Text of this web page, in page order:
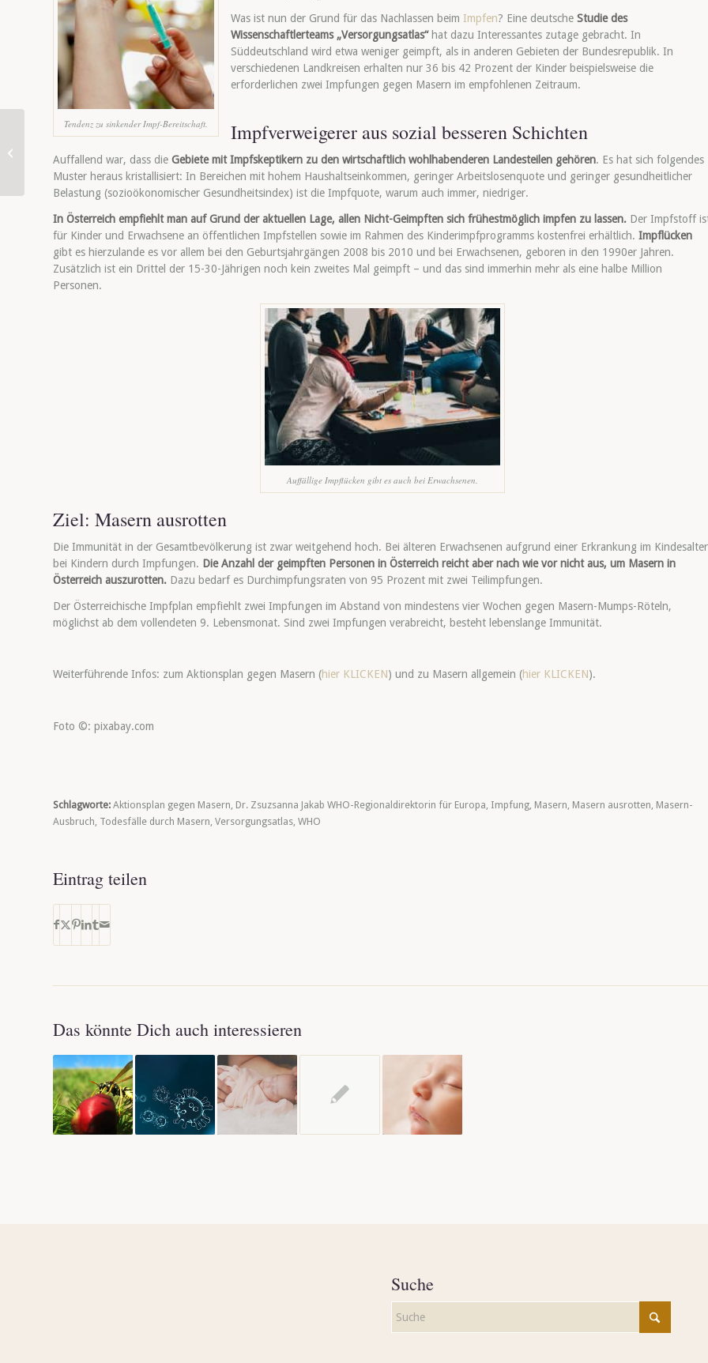
Tendenz zu sinkender Impf-Bereitschaft.
Was ist nun der Grund für das Nachlassen beim Impfen? Eine deutsche Studie des
Wissenschaftlerteams „Versorgungsatlas“hat dazu Interessantes zutage gebracht. In
Süddeutschland wird etwa weniger geimpft, als in anderen Gebieten der Bundesrepublik. In
verschiedenen Landkreisen erhalten nur 36 bis 42 Prozent der Kinder beispielsweise die
erforderlichen zwei Impfungen gegen Masern im empfohlenen Zeitraum.
Impfverweigerer aus sozial besseren Schichten
Auffallend war, dass die Gebiete mit Impfskeptikern zu den wirtschaftlich wohlhabenderen Landesteilen gehören. Es hat sich folgendes
Muster heraus kristallisiert: In Bereichen mit hohem Haushaltseinkommen, geringer Arbeitslosenquote und geringer gesundheitlicher
Belastung (sozioökonomischer Gesundheitsindex) ist die Impfquote, warum auch immer, niedriger.
In Österreich empfiehlt man auf Grund der aktuellen Lage, allen Nicht-Geimpften sich frühestmöglich impfen zu lassen. Der Impfstoff
für Kinder und Erwachsene an öffentlichen Impfstellen sowie im Rahmen des Kinderimpfprogramms kostenfrei erhältlich. Impflücken
gibt es hierzulande es vor allem bei den Geburtsjahrgängen 2008 bis 2010 und bei Erwachsenen, geboren in den 1990er Jahren.
Zusätzlich ist ein Drittel der 15-30-Jährigen noch kein zweites Mal geimpft – und das sind immerhin mehr als eine halbe Million
Personen.
Auffällige Impflücken gibt es auch bei Erwachsenen.
Ziel: Masern ausrotten
Die Immunität in der Gesamtbevölkerung ist zwar weitgehend hoch. Bei älteren Erwachsenen aufgrund einer Erkrankung im
bei Kindern durch Impfungen. Die Anzahl der geimpften Personen in Österreich reicht aber nach wie vor nicht aus, um Masern in
Österreich auszurotten. Dazu bedarf es Durchimpfungsraten von 95 Prozent mit zwei Teilimpfungen.
Der Österreichische Impfplan empfiehlt zwei Impfungen im Abstand von mindestens vier Wochen gegen Masern-Mumps-Röteln,
möglichst ab dem vollendeten 9. Lebensmonat. Sind zwei Impfungen verabreicht, besteht lebenslange Immunität.
Weiterführende Infos: zum Aktionsplan gegen Masern (hier KLICKEN) und zu Masern allgemein (hier KLICKEN).
Foto ©: pixabay.com
Schlagworte: Aktionsplan gegen Masern Dr. Zsuzsanna Jakab WHO-Regionaldirektorin für Europa Impfung Masern Masern ausrotten Masern-
Ausbruch Todesfälle durch Masern Versorgungsatlas WHO
Eintrag teilen
Das könnte Dich auch interessieren
Suche
Bilderbuch-Tipps